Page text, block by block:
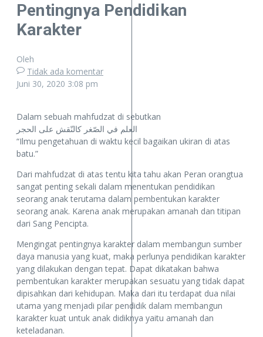
Pentingnya Pendidikan
Karakter
Oleh
Tidak ada komentar
Juni 30, 2020 3:08 pm
Dalam sebuah mahfudzat di sebutkan
العلم في الصّغر كالنّقش على الحجر
“Ilmu pengetahuan di waktu kecil bagaikan ukiran di atas
batu.”
Dari mahfudzat di atas tentu kita tahu akan Peran orangtua
sangat penting sekali dalam menentukan pendidikan
seorang anak terutama dalam pembentukan karakter
seorang anak. Karena anak merupakan amanah dan titipan
dari Sang Pencipta.
Mengingat pentingnya karakter dalam membangun sumber
daya manusia yang kuat, maka perlunya pendidikan karakter
yang dilakukan dengan tepat. Dapat dikatakan bahwa
pembentukan karakter merupakan sesuatu yang tidak dapat
dipisahkan dari kehidupan. Maka dari itu terdapat dua nilai
utama yang menjadi pilar pendidik dalam membangun
karakter kuat untuk anak didiknya yaitu amanah dan
keteladanan.